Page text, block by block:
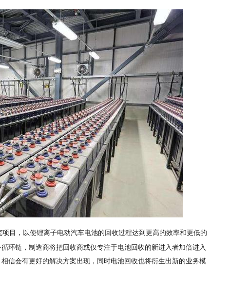
目，以使锂离子电动汽车电池的回收过程达到更高的效率和更低的
环链，制造商将把回收商或仅专注于电池回收的新进入者加倍进入
信会有更好的解决方案出现，同时电池回收也将衍生出新的业务模